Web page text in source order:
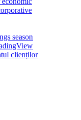
season
clienților